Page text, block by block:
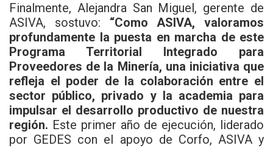
Finalmente, Alejandra San Miguel, gerente de
ASIVA, sostuvo: “Como ASIVA, valoramos
profundamente la puesta en marcha de este
Programa Territorial Integrado para
Proveedores de la Minería, una iniciativa que
refleja el poder de la colaboración entre el
sector público, privado y la academia para
impulsar el desarrollo productivo de nuestra
región. Este primer año de ejecución, liderado
por GEDES con el apoyo de Corfo, ASIVA y